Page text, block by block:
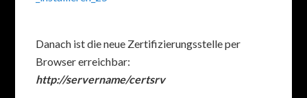
Danach ist die neue Zertifizierungsstelle per
Browser erreichbar:
http://servername/certsrv